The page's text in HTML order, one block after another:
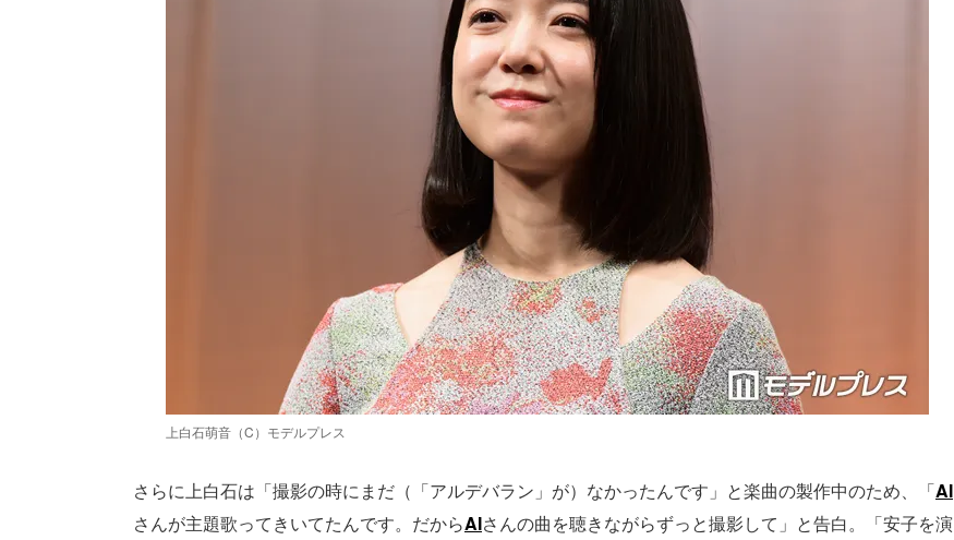
上白石萌音（C）モデルプレス
さらに上白石は「撮影の時にまだ（「アルデバラン」が）なかったんです」と楽曲の製作中のため、「AI
さんが主題歌ってきいてたんです。だからAIさんの曲を聴きながらずっと撮影して」と告白。「安子を演